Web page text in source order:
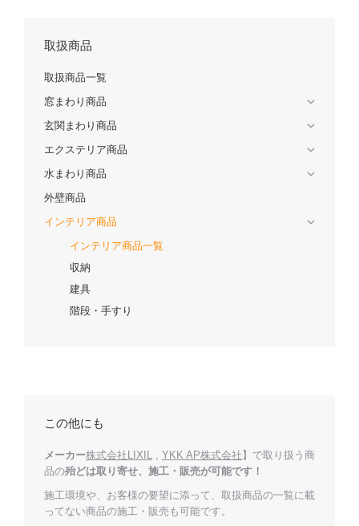
取扱商品
取扱商品一覧
窓まわり商品
玄関まわり商品
エクステリア商品
水まわり商品
外壁商品
インテリア商品
インテリア商品一覧
収納
建具
階段・手すり
この他にも
メーカー株式会社LIXIL , YKK AP株式会社 】で取り扱う商
品の殆どは取り寄せ、施工・販売が可能です！
施工環境や、お客様の要望に添って、取扱商品の一覧に載
ってない商品の施工・販売も可能です。